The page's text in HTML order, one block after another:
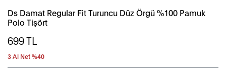
Ds Damat Regular Fit Turuncu Düz Örgü %100 Pamuk
Polo Tişört
699TL
3 Al Net %40